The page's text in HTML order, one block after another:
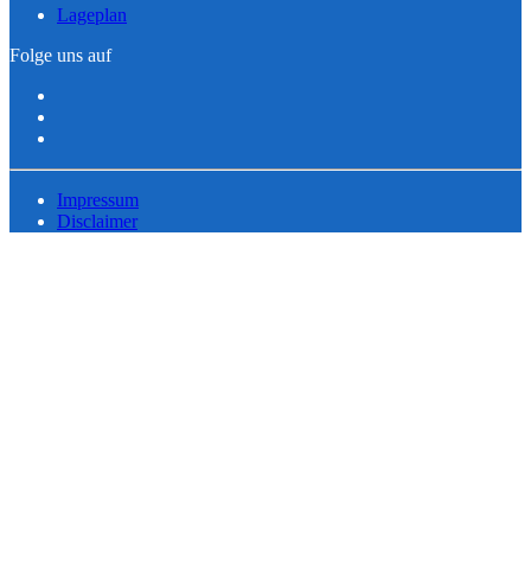
Lageplan
Folge uns auf
Impressum
Disclaimer